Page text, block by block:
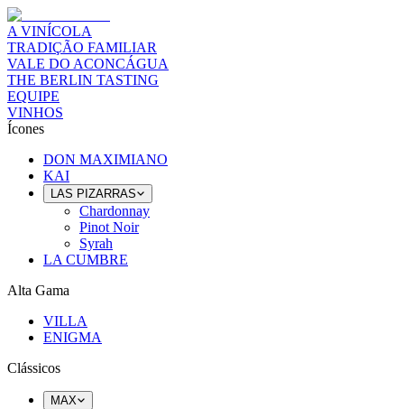
A VINÍCOLA
TRADIÇÃO FAMILIAR
VALE DO ACONCÁGUA
THE BERLIN TASTING
EQUIPE
VINHOS
Ícones
DON MAXIMIANO
KAI
LAS PIZARRAS
Chardonnay
Pinot Noir
Syrah
LA CUMBRE
Alta Gama
VILLA
ENIGMA
Clássicos
MAX